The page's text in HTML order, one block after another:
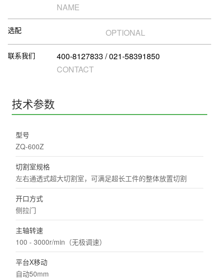
NAME
选配 OPTIONAL
联系我们
400-8127833 / 021-58391850
CONTACT
技术参数
型号
ZQ-600Z
切割室规格
左右通透式超大切割室，可满足超长工件的整体放置切割
开口方式
侧拉门
主轴转速
100 - 3000r/min（无极调速）
平台X移动
自动50mm